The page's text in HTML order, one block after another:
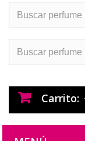
Carrito: